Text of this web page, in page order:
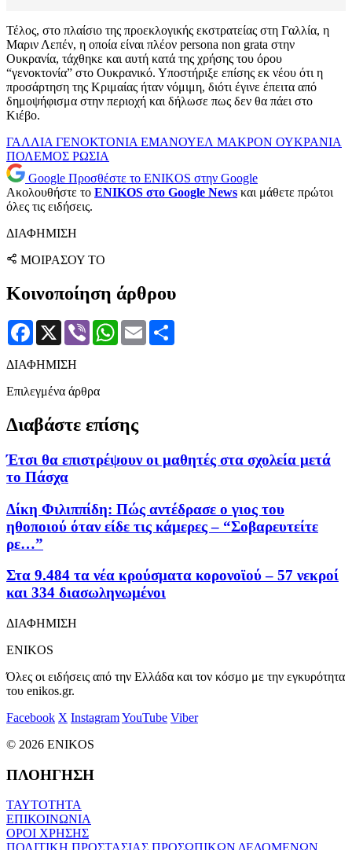
Τέλος, στο πλαίσιο της προεκλογικής εκστρατείας στη Γαλλία, η
Μαριν Λεπέν, η οποία είναι πλέον persona non grata στην
Ουκρανία, τάχθηκε και αυτή κατά της χρήσης του όρου
“γενοκτονία” στο Ουκρανικό. Υποστήριξε επίσης εκ νέου ότι η
προσάρτηση της Κριμαίας ήταν νόμιμη, διότι έγινε έπειτα από
δημοψήφισμα στην περιοχή και δήλωσε πως δεν θα πάει στο
Κιέβο.
ΓΑΛΛΙΑ ΓΕΝΟΚΤΟΝΙΑ ΕΜΑΝΟΥΕΛ ΜΑΚΡΟΝ ΟΥΚΡΑΝΙΑ
ΠΟΛΕΜΟΣ ΡΩΣΙΑ
Google Προσθέστε το ENIKOS στην Google
Ακολουθήστε το ENIKOS στο Google News και μάθετε πρώτοι
όλες τις ειδήσεις.
ΔΙΑΦΗΜΙΣΗ
ΜΟΙΡΑΣΟΥ ΤΟ
Κοινοποίηση άρθρου
Facebook
X Viber WhatsApp
Email
ΔΙΑΦΗΜΙΣΗ
Επιλεγμένα άρθρα
Διαβάστε επίσης
Έτσι θα επιστρέψουν οι μαθητές στα σχολεία μετά
το Πάσχα
Δίκη Φιλιππίδη: Πώς αντέδρασε ο γιος του
ηθοποιού όταν είδε τις κάμερες – “Σοβαρευτείτε
ρε…”
Στα 9.484 τα νέα κρούσματα κορονοϊού – 57 νεκροί
και 334 διασωληνωμένοι
ΔΙΑΦΗΜΙΣΗ
ENIKOS
Όλες οι ειδήσεις από την Ελλάδα και τον κόσμο με την εγκυρότητα
του enikos.gr.
Facebook X InstagramYouTube Viber
© 2026 ENIKOS
ΠΛΟΗΓΗΣΗ
ΤΑΥΤΟΤΗΤΑ
ΕΠΙΚΟΙΝΩΝΙΑ
ΟΡΟΙ ΧΡΗΣΗΣ